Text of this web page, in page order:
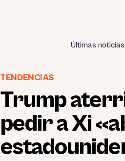
Últimas noticias
TENDENCIAS
Trump
pedir a Xi